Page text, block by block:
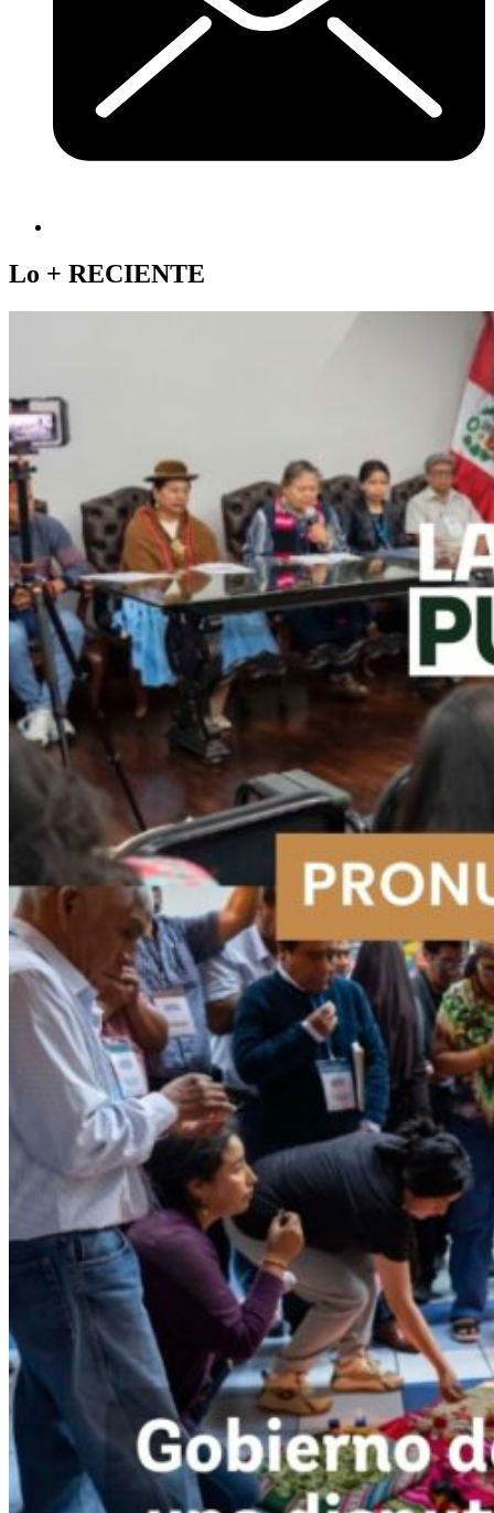
Lo + RECIENTE